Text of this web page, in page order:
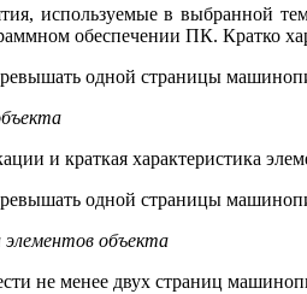
используемые в выбранной
обеспечении ПК. Кратко
одной страницы
и краткая характеристика
одной страницы
объекта
не менее двух страниц